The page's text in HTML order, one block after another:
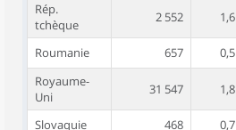
Rép.
tchèque
2 552 1,6
Roumanie 657 0,5
Royaume-
Uni
31 547 1,8
Slovaquie 468 0,7